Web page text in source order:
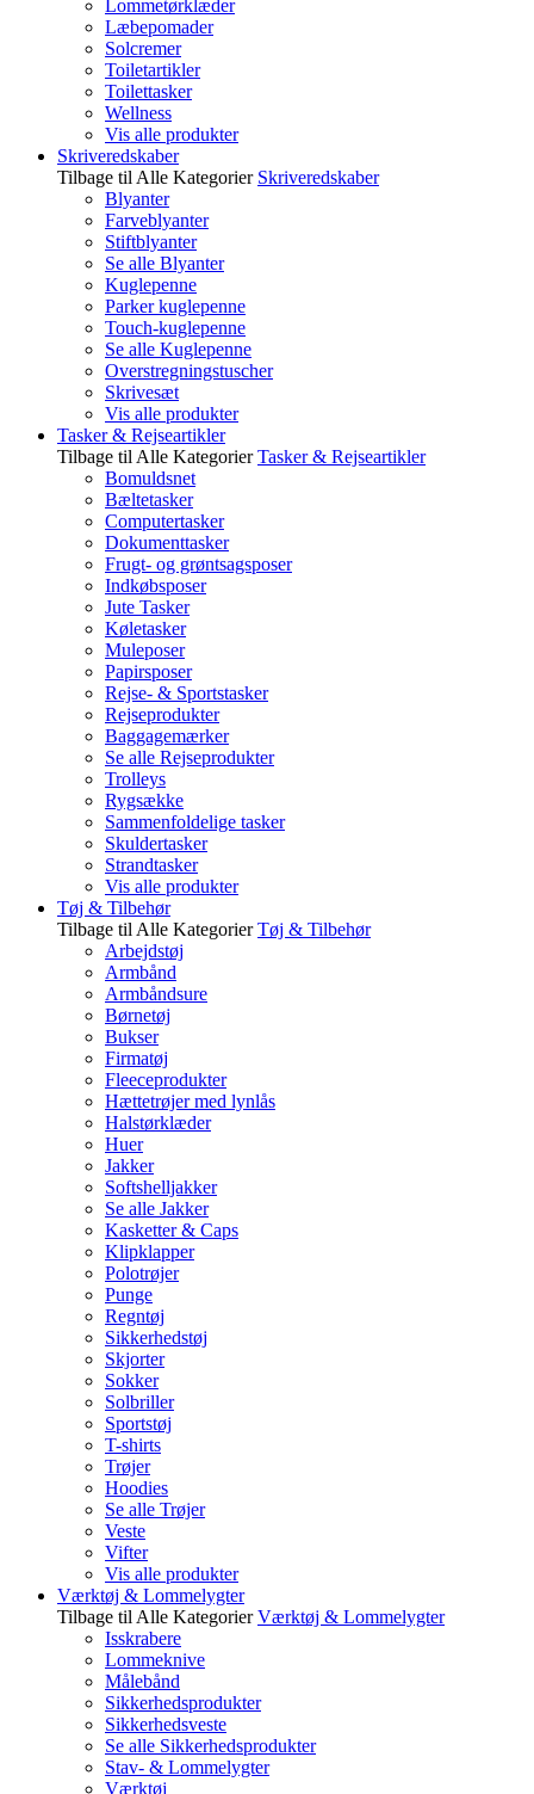
Lommetørklæder
Læbepomader
Solcremer
Toiletartikler
Toilettasker
Wellness
Vis alle produkter
Skriveredskaber
Tilbage til Alle Kategorier Skriveredskaber
Blyanter
Farveblyanter
Stiftblyanter
Se alle Blyanter
Kuglepenne
Parker kuglepenne
Touch-kuglepenne
Se alle Kuglepenne
Overstregningstuscher
Skrivesæt
Vis alle produkter
Tasker & Rejseartikler
Tilbage til Alle Kategorier Tasker & Rejseartikler
Bomuldsnet
Bæltetasker
Computertasker
Dokumenttasker
Frugt- og grøntsagsposer
Indkøbsposer
Jute Tasker
Køletasker
Muleposer
Papirsposer
Rejse- & Sportstasker
Rejseprodukter
Baggagemærker
Se alle Rejseprodukter
Trolleys
Rygsække
Sammenfoldelige tasker
Skuldertasker
Strandtasker
Vis alle produkter
Tøj & Tilbehør
Tilbage til Alle Kategorier Tøj & Tilbehør
Arbejdstøj
Armbånd
Armbåndsure
Børnetøj
Bukser
Firmatøj
Fleeceprodukter
Hættetrøjer med lynlås
Halstørklæder
Huer
Jakker
Softshelljakker
Se alle Jakker
Kasketter & Caps
Klipklapper
Polotrøjer
Punge
Regntøj
Sikkerhedstøj
Skjorter
Sokker
Solbriller
Sportstøj
T-shirts
Trøjer
Hoodies
Se alle Trøjer
Veste
Vifter
Vis alle produkter
Værktøj & Lommelygter
Tilbage til Alle Kategorier Værktøj & Lommelygter
Isskrabere
Lommeknive
Målebånd
Sikkerhedsprodukter
Sikkerhedsveste
Se alle Sikkerhedsprodukter
Stav- & Lommelygter
Værktøj